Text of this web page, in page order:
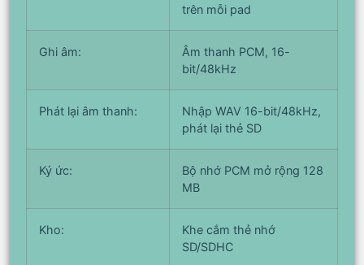
trên mỗi pad
Ghi âm:
Âm thanh PCM, 16-
bit/48kHz
Phát lại âm thanh:
Nhập WAV 16-bit/48kHz,
phát lại thẻ SD
Ký ức:
Bộ nhớ PCM mở rộng 128
MB
Kho:
Khe cắm thẻ nhớ
SD/SDHC